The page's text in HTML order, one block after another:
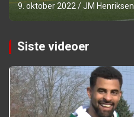
9. oktober 2022 JM Henriksen
Siste videoer